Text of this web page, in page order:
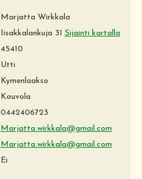
Marjatta Wirkkala
Iisakkalankuja 31 Sijainti kartalla
45410
Utti
Kymenlaakso
Kouvola
0442406723
Marjatta.wirkkala@gmail.com
Marjatta.wirkkala@gmail.com
Ei